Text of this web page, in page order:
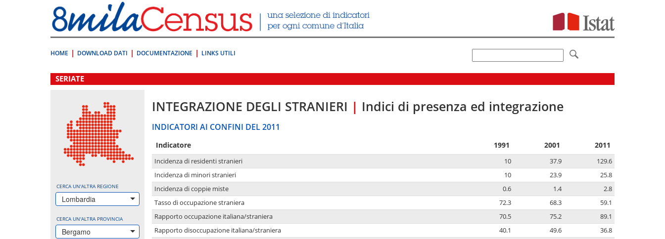
direttamente
a:
Contenuto
HOME DOWNLOAD DATI DOCUMENTAZIONE LINKS UTILI
.
SERIATE
CERCA UN'ALTRA REGIONE
Lombardia
CERCA UN'ALTRA PROVINCIA
Bergamo
INTEGRAZIONE DEGLI STRANIERI | Indici di presenza ed integrazione
INDICATORI AI CONFINI DEL 2011
Indicatore 1991 2001 2011
Incidenza di residenti stranieri 10 37.9
129.6
Incidenza di minori stranieri
10 23.9
25.8
Incidenza di coppie miste
0.6 1.4
2.8
Tasso di occupazione straniera
72.3 68.3
59.1
Rapporto occupazione italiana/straniera
70.5 75.2
89.1
Rapporto disoccupazione italiana/straniera
40.1 49.6
36.8